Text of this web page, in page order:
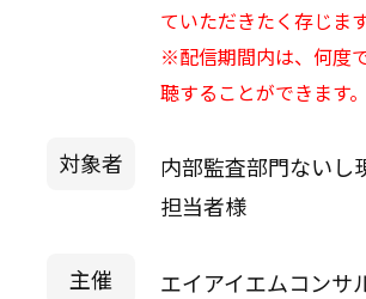
ていただきたく存じます
※配信期間内は、何度
聴することができます。
対象者
内部監査部門ないし
担当者様
主催
エイアイエムコンサ